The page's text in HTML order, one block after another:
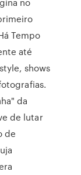
Tempo
até
shows
da
de lutar
de